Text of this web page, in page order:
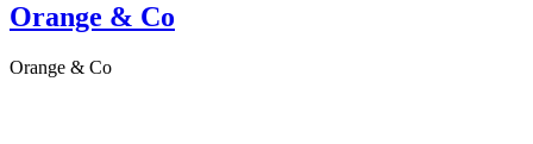
Orange & Co
Orange & Co